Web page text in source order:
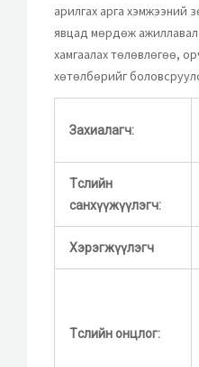
арилгах арга хэмжээний
явцад мөрдөж ажиллавал
хамгаалах төлөвлөгөө,
хөтөлбөрийг
Захиалагч:
Төслийн
санхүүжүүлэгч:
Хэрэгжүүлэгч
Төслийн онцлог: